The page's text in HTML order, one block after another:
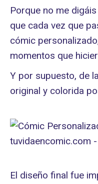
Porque no me
que cada vez que
cómic
momentos que
Y por supuesto, de
original y colorida
El diseño final fue